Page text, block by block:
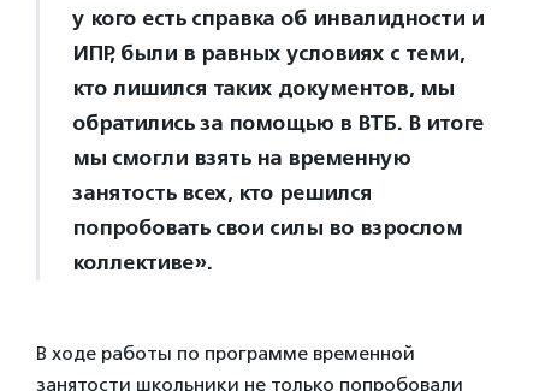
у кого есть справка об инвалидности и
ИПР, были в равных условиях с теми,
кто лишился таких документов, мы
обратились за помощью в ВТБ. В итоге
мы смогли взять на временную
занятость всех, кто решился
попробовать свои силы во взрослом
коллективе».
В ходе работы по программе временной
занятости школьники не только попробовали